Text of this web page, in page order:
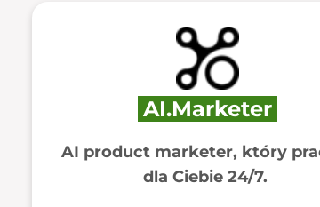
AI.Marketer
AI product marketer, który
dla Ciebie 24/7.